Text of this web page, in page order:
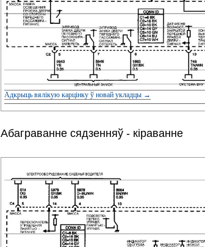
Адкрыць вялікую карцінку ў новай укладцы →
Абаграванне сядзенняў - кіраванне